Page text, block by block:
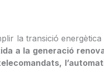
la transició
a la generació